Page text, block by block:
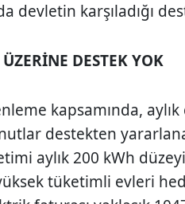
devletin karşıladığı
DESTEK YOK
kapsamında,
destekten
aylık 200 kWh
tüketimli evleri